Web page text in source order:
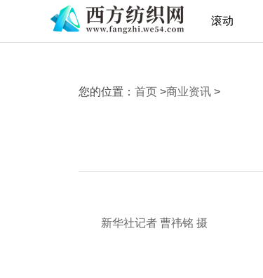
滚动
您的位置： 首页 >商业资讯 >
新华社记者 曹祎铭 摄